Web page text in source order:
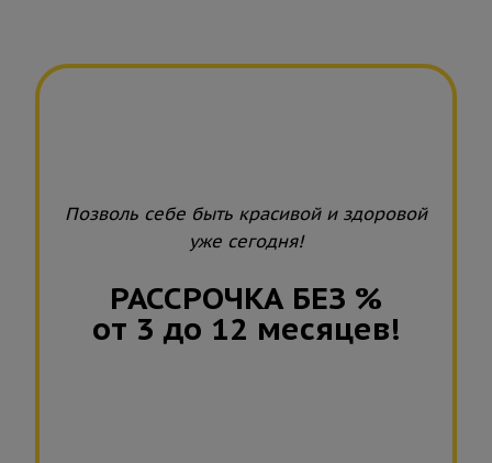
Позволь себе быть красивой и здоровой
уже сегодня!
РАССРОЧКА БЕЗ %
от 3 до 12 месяцев!